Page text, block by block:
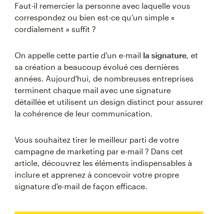
Faut-il remercier la personne avec laquelle vous
correspondez ou bien est-ce qu’un simple «
cordialement » suffit ?
On appelle cette partie d'un e-mail la signature, et
sa création a beaucoup évolué ces dernières
années. Aujourd'hui, de nombreuses entreprises
terminent chaque mail avec une signature
détaillée et utilisent un design distinct pour assurer
la cohérence de leur communication.
Vous souhaitez tirer le meilleur parti de votre
campagne de marketing par e-mail ? Dans cet
article, découvrez les éléments indispensables à
inclure et apprenez à concevoir votre propre
signature d'e-mail de façon efficace.